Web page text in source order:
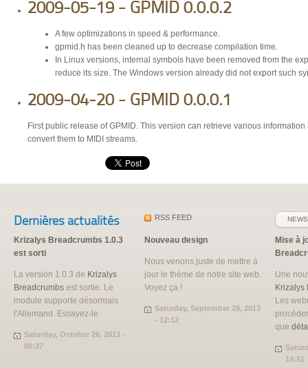
2009-05-19 - GPMID 0.0.0.2
A few optimizations in speed & performance.
gpmid.h has been cleaned up to decrease compilation time.
In Linux versions, internal symbols have been removed from the
reduce its size. The Windows version already did not export such
2009-04-20 - GPMID 0.0.0.1
First public release of GPMID. This version can retrieve various
convert them to MIDI streams.
Dernières actualités
Krizalys Breadcrumbs 1.0.3
est sorti
La version 1.0.3 de Krizalys
Breadcrumbs est sortie. Le
module supporte désormais
l'Allemand. Essayez-le.
Saturday, October 26, 2013 -
06:27
Nouveau design
Nous venons juste de mettre à
jour le thème de notre site web.
Voyez ça !
Saturday, September 28, 2013
- 12:12
Mise à
Une
Krizalys
Les
que
14:51
RSS FEED